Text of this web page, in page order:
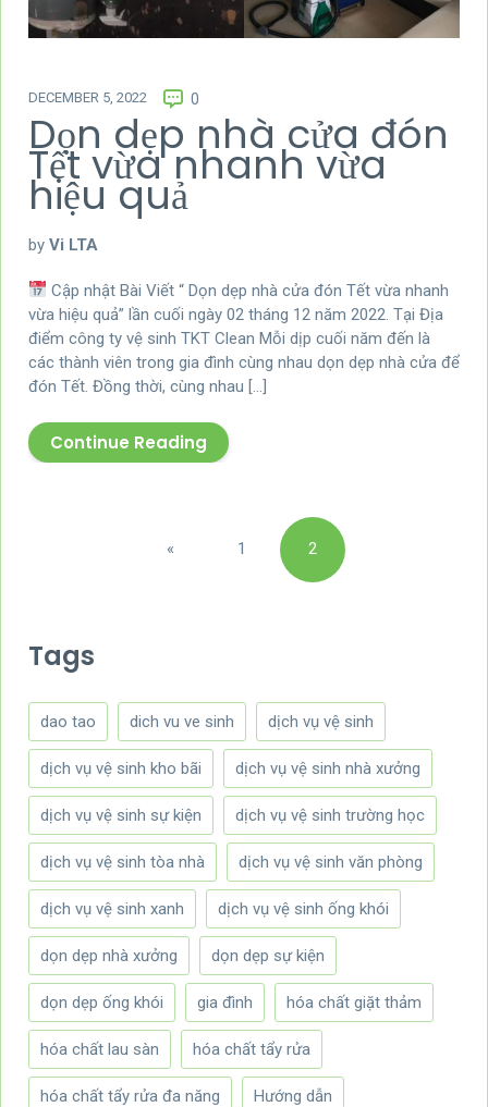
DECEMBER 5, 2022 0
Dọn dẹp nhà cửa đón
Tết vừa nhanh vừa
hiệu quả
by Vi LTA
Cập nhật Bài Viết “ Dọn dẹp nhà cửa đón Tết vừa nhanh
vừa hiệu quả” lần cuối ngày 02 tháng 12 năm 2022. Tại Địa
điểm công ty vệ sinh TKT Clean Mỗi dịp cuối năm đến là
các thành viên trong gia đình cùng nhau dọn dẹp nhà cửa để
đón Tết. Đồng thời, cùng nhau […]
Continue Reading
« 1 2
Tags
dao tao dich vu ve sinh dịch vụ vệ sinh
dịch vụ vệ sinh kho bãi dịch vụ vệ sinh nhà xưởng
dịch vụ vệ sinh sự kiện dịch vụ vệ sinh trường học
dịch vụ vệ sinh tòa nhà dịch vụ vệ sinh văn phòng
dịch vụ vệ sinh xanh dịch vụ vệ sinh ống khói
dọn dẹp nhà xưởng dọn dẹp sự kiện
dọn dẹp ống khói gia đình hóa chất giặt thảm
hóa chất lau sàn hóa chất tẩy rửa
hóa chất tẩy rửa đa năng Hướng dẫn